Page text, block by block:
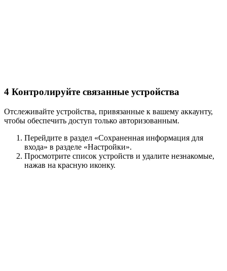
4 Контролируйте связанные устройства
Отслеживайте устройства, привязанные к вашему аккаунту,
чтобы обеспечить доступ только авторизованным.
Перейдите в раздел «Сохраненная информация для
входа» в разделе «Настройки».
Просмотрите список устройств и удалите незнакомые,
нажав на красную иконку.